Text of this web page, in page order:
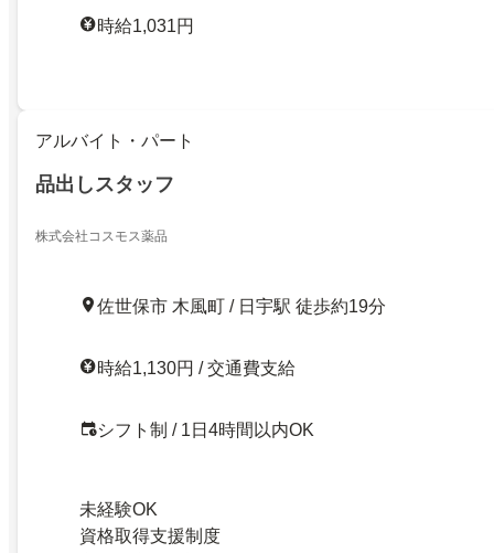
時給1,031円
アルバイト・パート
品出しスタッフ
株式会社コスモス薬品
佐世保市 木風町 / 日宇駅 徒歩約19分
時給1,130円 / 交通費支給
シフト制 / 1日4時間以内OK
未経験OK
資格取得支援制度